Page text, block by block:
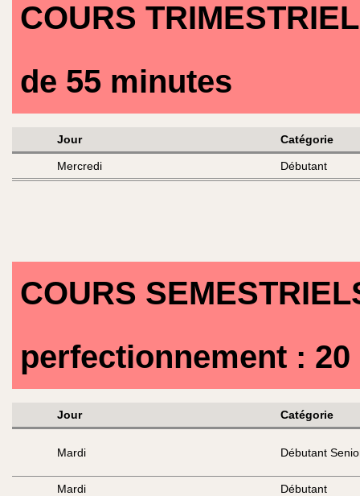
COURS
de 55 minutes
Jour Catégorie
Mercredi Débutant
COURS
perfectionnement :
Jour Catégorie
Mardi Débutant
Mardi Débutant